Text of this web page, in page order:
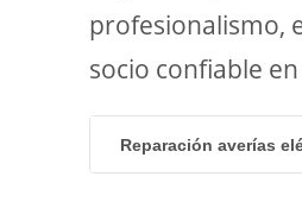
profesionalismo,
socio confiable
Reparación averías